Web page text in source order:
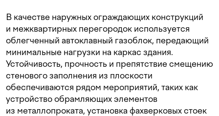
В качестве наружных ограждающих конструкций
и межквартирных перегородок используется
облегченный автоклавный газоблок, передающий
минимальные нагрузки на каркас здания.
Устойчивость, прочность и препятствие смещению
стенового заполнения из плоскости
обеспечиваются рядом мероприятий, таких как
устройство обрамляющих элементов
из металлопроката, установка фахверковых стоек